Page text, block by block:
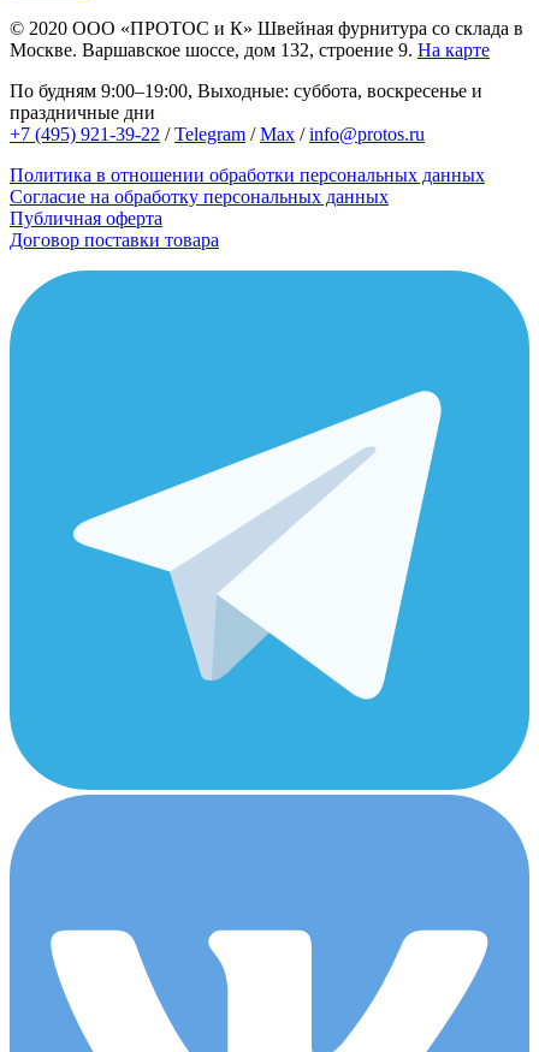
© 2020 ООО «ПРОТОС и К» Швейная фурнитура со склада в
Москве. Варшавское шоссе, дом 132, строение 9. На карте
По будням 9:00–19:00, Выходные: суббота, воскресенье и
праздничные дни
+7 (495) 921-39-22 /Telegram /Max /info@protos.ru
Политика в отношении обработки персональных данных
Согласие на обработку персональных данных
Публичная оферта
Договор поставки товара